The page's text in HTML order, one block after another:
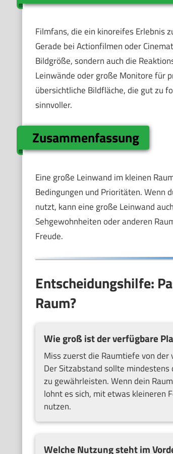
Filmfans, die ein kinoreifes Erlebnis
Gerade bei Actionfilmen oder
Bildgröße, sondern auch die
Leinwände oder große Monitore für
übersichtliche Bildfläche, die gut zu
sinnvoller.
Zusammenfassung
Eine große Leinwand im kleinen
Bedingungen und Prioritäten. Wenn
nutzt, kann eine große Leinwand
Sehgewohnheiten oder anderen
Freude.
Entscheidungshilfe:
Raum?
Wie groß ist der verfügbare
Miss zuerst die Raumtiefe von
Der Sitzabstand sollte
zu gewährleisten. Wenn dein
lohnt es sich, mit etwas kleineren
nutzen.
Welche Nutzung steht im